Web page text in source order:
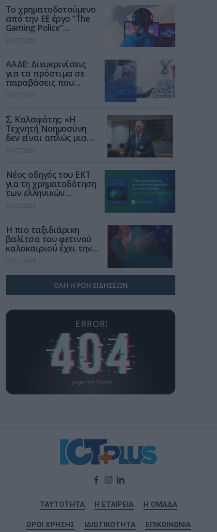
Το χρηματοδοτούμενο
από την ΕΕ έργο “The
Gaming Police”
ενισχύει την ασφάλεια
των παιδιών στο
31.07.2026
ΑΑΔΕ: Διευκρινίσεις
για τα πρόστιμα σε
παραβάσεις που
αφορούν τους ΦΗΜ
31.07.2026
Σ. Καλαφάτης: «Η
Τεχνητή Νοημοσύνη
δεν είναι απλώς μια
νέα τεχνολογία, είναι
μια νέα βιομηχανική
31.07.2026
Νέος οδηγός του ΕΚΤ
για τη χρηματοδότηση
των ελληνικών
επιχειρήσεων στον
χώρο της άμυνας
31.07.2026
Η πιο ταξιδιάρικη
βαλίτσα του φετινού
καλοκαιριού έχει την
υπογραφή της Xiaomi
31.07.2026
ΟΛΗ Η ΡΟΗ ΕΙΔΗΣΕΩΝ
ΤΑΥΤΟΤΗΤΑ Η ΕΤΑΙΡΕΙΑ Η ΟΜΑΔΑ
ΟΡΟΙ ΧΡΗΣΗΣ ΙΔΙΩΤΙΚΟΤΗΤΑ ΕΠΙΚΟΙΝΩΝΙΑ